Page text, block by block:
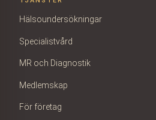
Hälsoundersökningar
Specialistvård
MR och Diagnostik
Medlemskap
För företag